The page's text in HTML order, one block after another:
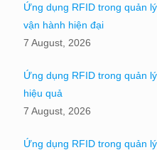
Ứng dụng RFID trong quản
vận hành hiện đại
7 August, 2026
Ứng dụng RFID trong quản
hiệu quả
7 August, 2026
Ứng dụng RFID trong quản